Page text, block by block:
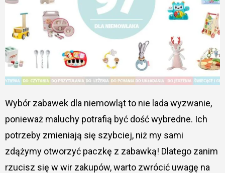
Wybór zabawek dla niemowląt to nie lada wyzwanie,
ponieważ maluchy potrafią być dość wybredne. Ich
potrzeby zmieniają się szybciej, niż my sami
zdążymy otworzyć paczkę z zabawką! Dlatego zanim
rzucisz się w wir zakupów, warto zwrócić uwagę na